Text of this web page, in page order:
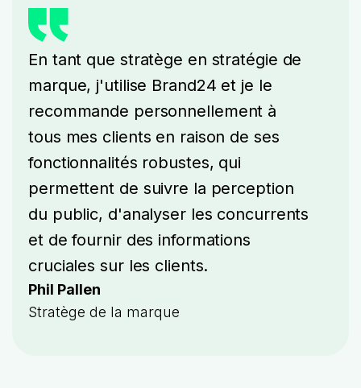
En tant que stratège en stratégie de
marque, j'utilise Brand24 et je le
recommande personnellement à
tous mes clients en raison de ses
fonctionnalités robustes, qui
permettent de suivre la perception
du public, d'analyser les concurrents
et de fournir des informations
cruciales sur les clients.
Phil Pallen
Stratège de la marque